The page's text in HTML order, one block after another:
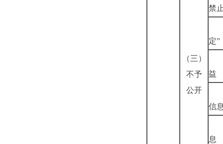
（三）
不予
公开
禁
定”
益
信
息